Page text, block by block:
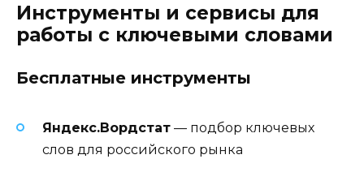
Инструменты и сервисы для
работы с ключевыми словами
Бесплатные инструменты
Яндекс.Вордстат — подбор ключевых
слов для российского рынка